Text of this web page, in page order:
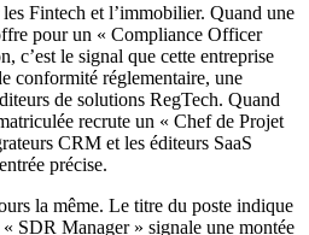
Fintech et l’immobilier. Quand une
pour un « Compliance Officer
c’est le signal que cette entreprise
conformité réglementaire, une
de solutions RegTech. Quand
recrute un « Chef de Projet
CRM et les éditeurs SaaS
précise.
la même. Le titre du poste indique
SDR Manager » signale une montée